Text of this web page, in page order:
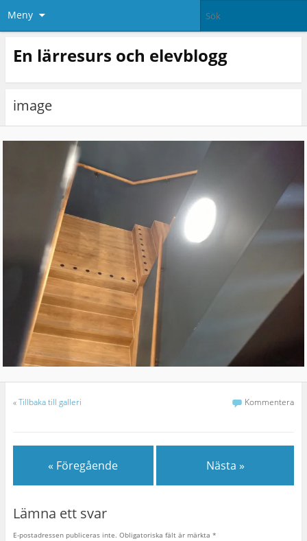
Meny
En lärresurs och elevblogg
image
«Tillbaka till galleri Kommentera
« Föregående Nästa »
Lämna ett svar
E-postadressen publiceras inte. Obligatoriska fält är märkta *